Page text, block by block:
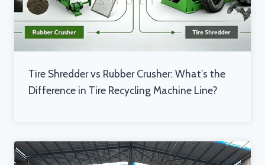
Tire Shredder vs Rubber Crusher: What’s the
Difference in Tire Recycling Machine Line?